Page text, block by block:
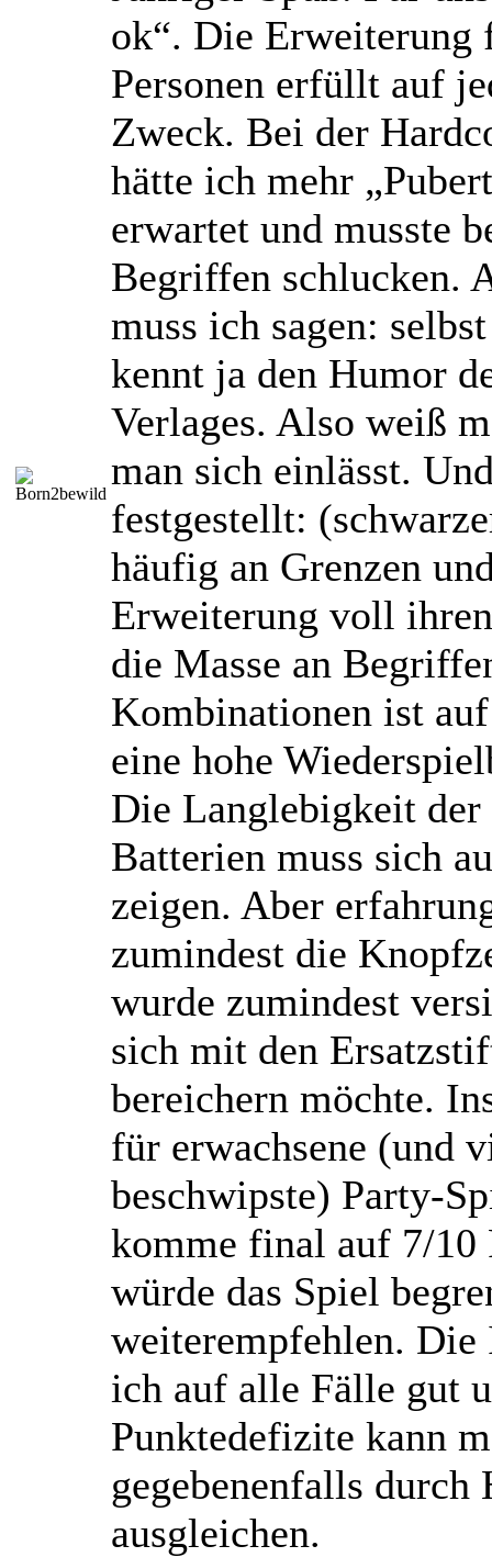
ok“. Die Erweiterung
Personen erfüllt auf
Zweck. Bei der
hätte ich mehr
erwartet und musste
Begriffen schlucken.
muss ich sagen:
kennt ja den Humor
Verlages. Also weiß
man sich einlässt.
festgestellt:
häufig an Grenzen
Erweiterung voll
die Masse an
Kombinationen ist
eine hohe
Die Langlebigkeit
Batterien muss sich
zeigen. Aber
zumindest die
wurde zumindest
sich mit den
bereichern möchte.
für erwachsene (und
beschwipste) Party-
komme final auf 7/10
würde das Spiel
weiterempfehlen. Die
ich auf alle Fälle gut
Punktedefizite kann
gegebenenfalls durch
ausgleichen.